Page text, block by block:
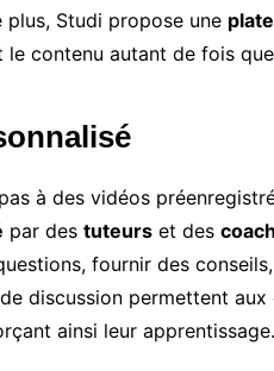
Studi propose une
contenu autant de fois
à des vidéos
par des tuteurs et des
fournir des
discussion permettent
ainsi leur apprentissage.